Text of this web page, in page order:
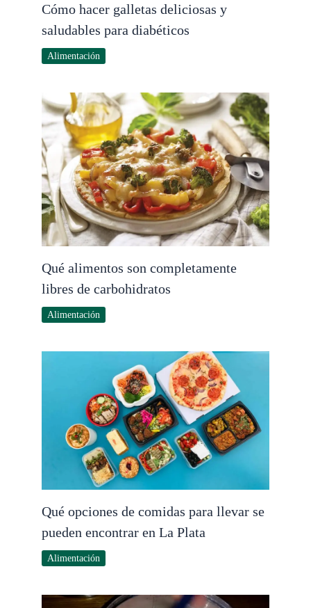
Cómo hacer galletas deliciosas y
saludables para diabéticos
Alimentación
Qué alimentos son completamente
libres de carbohidratos
Alimentación
Qué opciones de comidas para llevar se
pueden encontrar en La Plata
Alimentación